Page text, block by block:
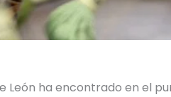
León ha encontrado en el